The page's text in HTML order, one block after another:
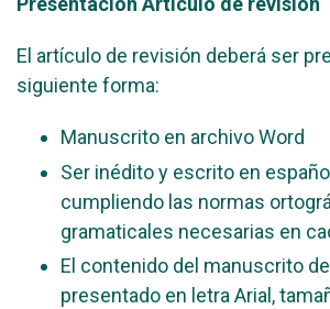
El artículo de revisión deberá ser
siguiente forma:
Manuscrito en archivo Word
Ser inédito y escrito en
cumpliendo las normas
gramaticales necesarias en
El contenido del manuscrito
presentado en letra Arial,